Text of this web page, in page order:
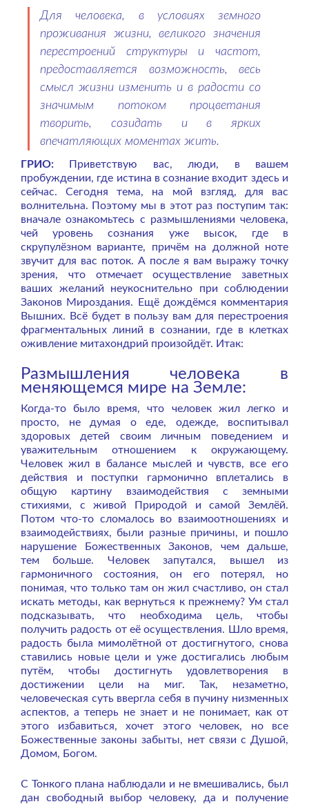
Для человека, в условиях земного
проживания жизни, великого значения
перестроений структуры и частот,
предоставляется возможность, весь
смысл жизни изменить и в радости со
значимым потоком процветания
творить, созидать и в ярких
впечатляющих моментах жить.
ГРИО: Приветствую вас, люди, в вашем
пробуждении, где истина в сознание входит здесь и
сейчас. Сегодня тема, на мой взгляд, для вас
волнительна. Поэтому мы в этот раз поступим так:
вначале ознакомьтесь с размышлениями человека,
чей уровень сознания уже высок, где в
скрупулёзном варианте, причём на должной ноте
звучит для вас поток. А после я вам выражу точку
зрения, что отмечает осуществление заветных
ваших желаний неукоснительно при соблюдении
Законов Мироздания. Ещё дождёмся комментария
Вышних. Всё будет в пользу вам для перестроения
фрагментальных линий в сознании, где в клетках
оживление митахондрий произойдёт. Итак:
Размышления человека в
меняющемся мире на Земле:
Когда-то было время, что человек жил легко и
просто, не думая о еде, одежде, воспитывал
здоровых детей своим личным поведением и
уважительным отношением к окружающему.
Человек жил в балансе мыслей и чувств, все его
действия и поступки гармонично вплетались в
общую картину взаимодействия с земными
стихиями, с живой Природой и самой Землёй.
Потом что-то сломалось во взаимоотношениях и
взаимодействиях, были разные причины, и пошло
нарушение Божественных Законов, чем дальше,
тем больше. Человек запутался, вышел из
гармоничного состояния, он его потерял, но
понимая, что только там он жил счастливо, он стал
искать методы, как вернуться к прежнему? Ум стал
подсказывать, что необходима цель, чтобы
получить радость от её осуществления. Шло время,
радость была мимолётной от достигнутого, снова
ставились новые цели и уже достигались любым
путём, чтобы достигнуть удовлетворения в
достижении цели на миг. Так, незаметно,
человеческая суть ввергла себя в пучину низменных
аспектов, а теперь не знает и не понимает, как от
этого избавиться, хочет этого человек, но все
Божественные законы забыты, нет связи с Душой,
Домом, Богом.
С Тонкого плана наблюдали и не вмешивались, был
дан свободный выбор человеку, да и получение